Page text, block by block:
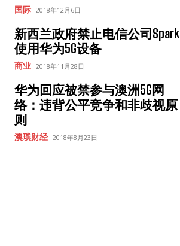
国际 2018年12月6日
新西兰政府禁止电信公司Spark
使用华为5G设备
商业 2018年11月28日
华为回应被禁参与澳洲5G网
络：违背公平竞争和非歧视原
则
澳璞财经 2018年8月23日